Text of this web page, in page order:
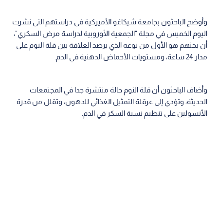
وأوضح الباحثون بجامعة شيكاغو الأميركية في دراستهم التي نشرت
اليوم الخميس في مجلة "الجمعية الأوروبية لدراسة مرض السكري"،
أن بحثهم هو الأول من نوعه الذي يرصد العلاقة بين قلة النوم على
مدار 24 ساعة، ومستويات الأحماض الدهنية في الدم.
وأضاف الباحثون أن قلة النوم حالة منتشرة جدا في المجتمعات
الحديثة، وتؤدي إلى عرقلة التمثيل الغذائي للدهون، وتقلل من قدرة
الأنسولين على تنظيم نسبة السكر في الدم.